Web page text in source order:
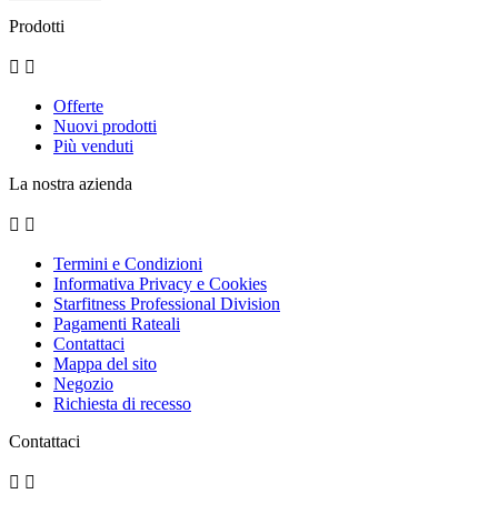
Prodotti
 
Offerte
Nuovi prodotti
Più venduti
La nostra azienda
 
Termini e Condizioni
Informativa Privacy e Cookies
Starfitness Professional Division
Pagamenti Rateali
Contattaci
Mappa del sito
Negozio
Richiesta di recesso
Contattaci
 